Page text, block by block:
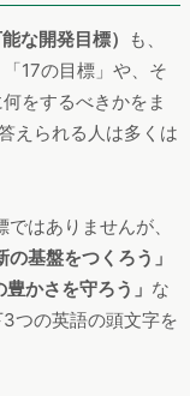
な開発目標）
も、
17の目標」や、そ
をするべきかをま
えられる人は多くは
はありませんが、
の基盤をつくろう」
かさを守ろう」 な
つの英語の頭文字を